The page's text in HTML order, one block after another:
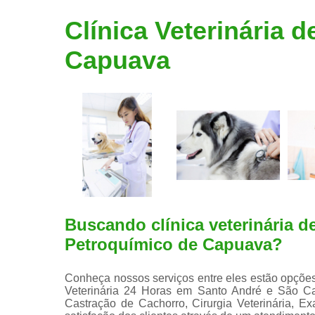
tártaro
Clínica Veterinária
Capuava
Buscando clínica veterinária
Petroquímico de Capuava?
Conheça nossos serviços entre eles estão
Veterinária 24 Horas em Santo André e São
Castração de Cachorro, Cirurgia Veterinária,